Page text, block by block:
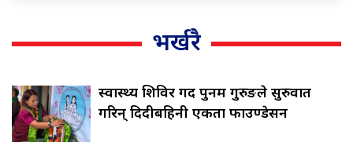
भर्खरै
स्वास्थ्य शिविर गर्दै पुनम गुरुङले सुरुवात
गरिन् दिदीबहिनी एकता फाउण्डेसन